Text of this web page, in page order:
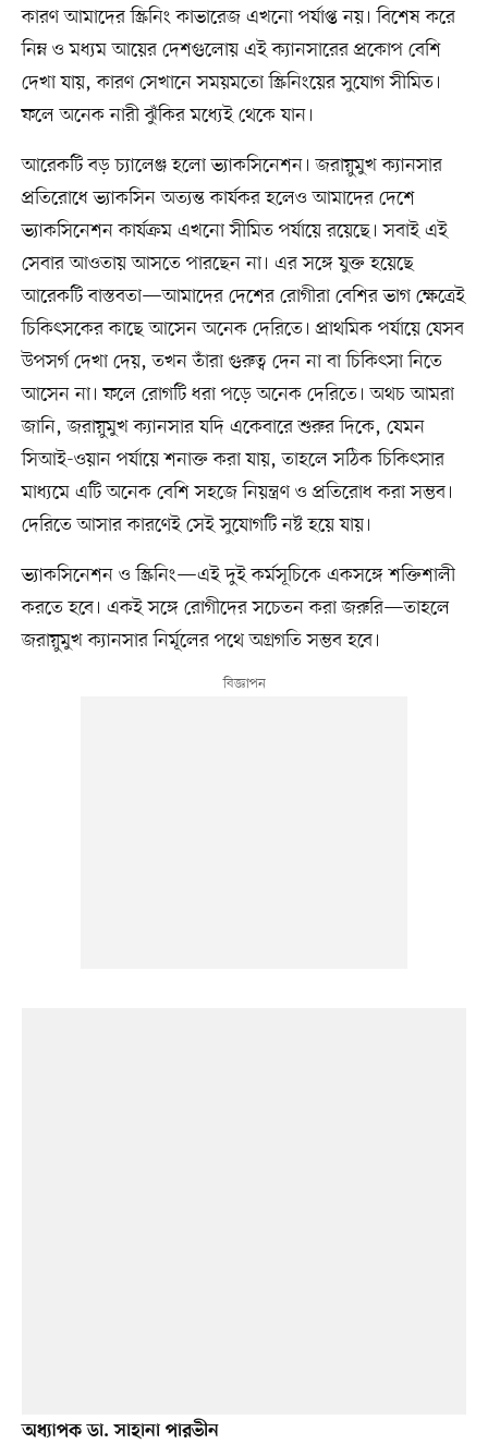
কারণ আমাদের স্ক্রিনিং কাভারেজ এখনো পর্যাপ্ত নয়। বিশেষ করে
নিম্ন ও মধ্যম আয়ের দেশগুলোয় এই ক্যানসারের প্রকোপ বেশি
দেখা যায়, কারণ সেখানে সময়মতো স্ক্রিনিংয়ের সুযোগ সীমিত।
ফলে অনেক নারী ঝুঁকির মধ্যেই থেকে যান।
আরেকটি বড় চ্যালেঞ্জ হলো ভ্যাকসিনেশন। জরায়ুমুখ ক্যানসার
প্রতিরোধে ভ্যাকসিন অত্যন্ত কার্যকর হলেও আমাদের দেশে
ভ্যাকসিনেশন কার্যক্রম এখনো সীমিত পর্যায়ে রয়েছে। সবাই এই
সেবার আওতায় আসতে পারছেন না। এর সঙ্গে যুক্ত হয়েছে
আরেকটি বাস্তবতা—আমাদের দেশের রোগীরা বেশির ভাগ ক্ষেত্রেই
চিকিৎসকের কাছে আসেন অনেক দেরিতে। প্রাথমিক পর্যায়ে যেসব
উপসর্গ দেখা দেয়, তখন তাঁরা গুরুত্ব দেন না বা চিকিৎসা নিতে
আসেন না। ফলে রোগটি ধরা পড়ে অনেক দেরিতে। অথচ আমরা
জানি, জরায়ুমুখ ক্যানসার যদি একেবারে শুরুর দিকে, যেমন
সিআই-ওয়ান পর্যায়ে শনাক্ত করা যায়, তাহলে সঠিক চিকিৎসার
মাধ্যমে এটি অনেক বেশি সহজে নিয়ন্ত্রণ ও প্রতিরোধ করা সম্ভব।
দেরিতে আসার কারণেই সেই সুযোগটি নষ্ট হয়ে যায়।
ভ্যাকসিনেশন ও স্ক্রিনিং—এই দুই কর্মসূচিকে একসঙ্গে শক্তিশালী
করতে হবে। একই সঙ্গে রোগীদের সচেতন করা জরুরি—তাহলে
জরায়ুমুখ ক্যানসার নির্মূলের পথে অগ্রগতি সম্ভব হবে।
অধ্যাপক ডা. সাহানা পারভীন